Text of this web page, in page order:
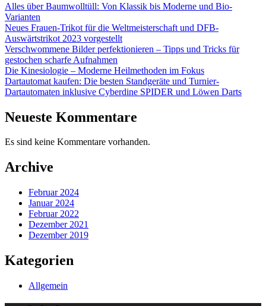
Alles über Baumwolltüll: Von Klassik bis Moderne und Bio-
Varianten
Neues Frauen-Trikot für die Weltmeisterschaft und DFB-
Auswärtstrikot 2023 vorgestellt
Verschwommene Bilder perfektionieren – Tipps und Tricks für
gestochen scharfe Aufnahmen
Die Kinesiologie – Moderne Heilmethoden im Fokus
Dartautomat kaufen: Die besten Standgeräte und Turnier-
Dartautomaten inklusive Cyberdine SPIDER und Löwen Darts
Neueste Kommentare
Es sind keine Kommentare vorhanden.
Archive
Februar 2024
Januar 2024
Februar 2022
Dezember 2021
Dezember 2019
Kategorien
Allgemein